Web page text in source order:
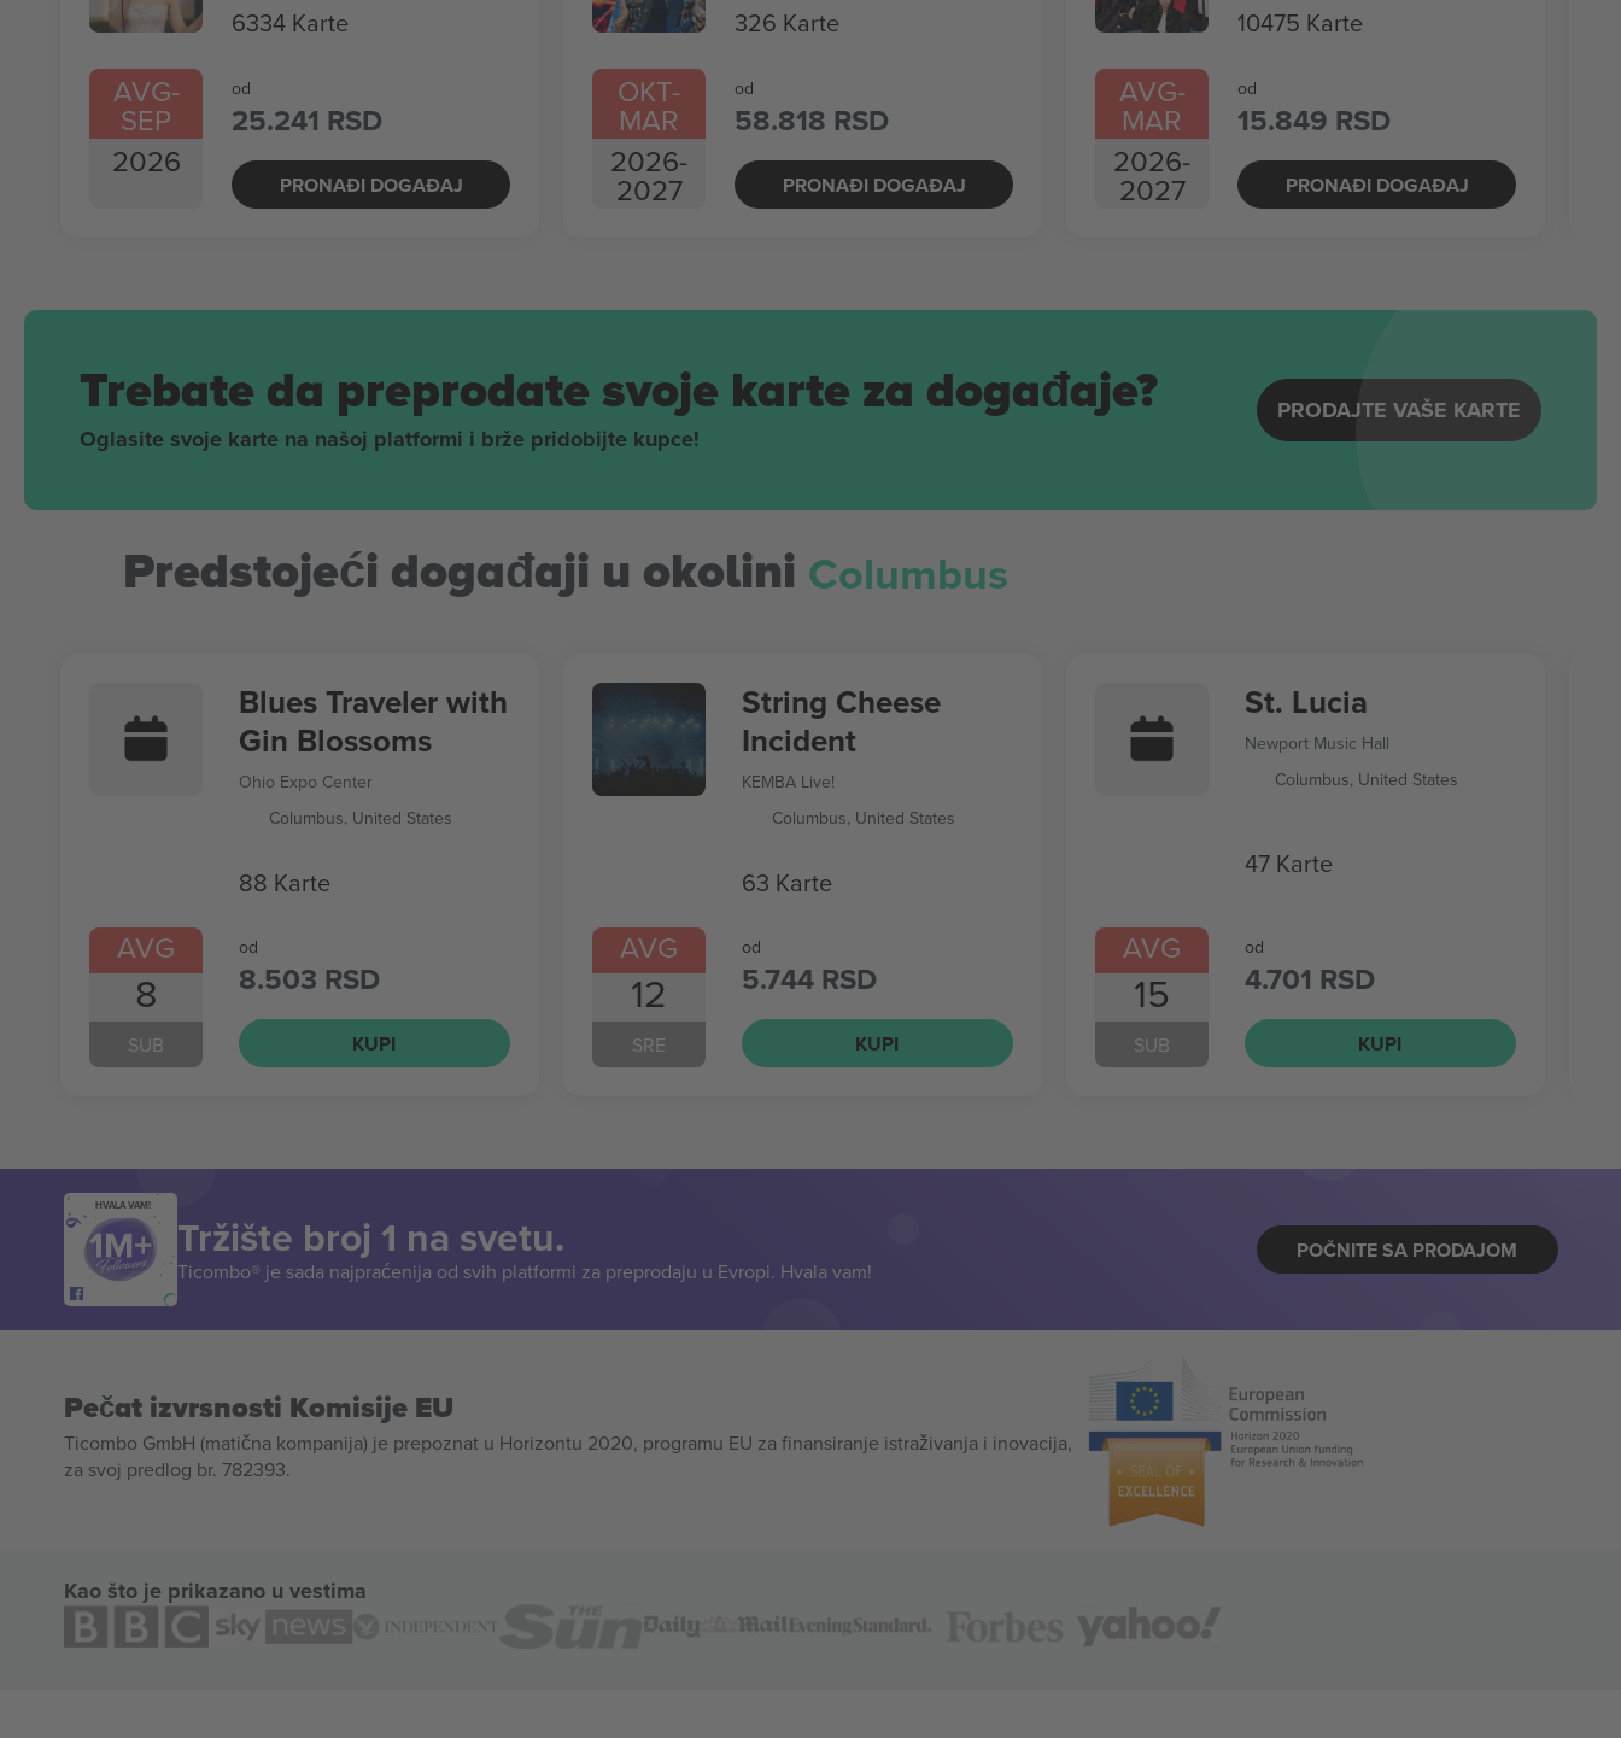
AVG-
SEP
2026
6334 Karte
od
25.241 RSD
PRONAĐI DOGAĐAJ
OKT-
MAR
2026-
2027
326 Karte
od
58.818 RSD
PRONAĐI DOGAĐAJ
AVG-
MAR
2026-
2027
10475 Karte
od
15.849 RSD
PRONAĐI DOGAĐAJ
Trebate da preprodate svoje karte za događaje?
Oglasite svoje karte na našoj platformi i brže pridobijte kupce!
PRODAJTE VAŠE KARTE
Predstojeći događaji u okolini Columbus
AVG
8
SUB
Blues Traveler with
Gin Blossoms
Ohio Expo Center
Columbus, United States
88 Karte
od
8.503 RSD
KUPI
AVG
12
SRE
String Cheese
Incident
KEMBA Live!
Columbus, United States
63 Karte
od
5.744 RSD
KUPI
AVG
15
SUB
St. Lucia
Newport Music Hall
Columbus, United States
47 Karte
od
4.701 RSD
KUPI
HVALA VAM!
Tržište broj 1 na svetu.
Ticombo® je sada najpraćenija od svih platformi za preprodaju u Evropi. Hvala vam!
POČNITE SA PRODAJOM
Pečat izvrsnosti Komisije EU
Ticombo GmbH (matična kompanija) je prepoznat u Horizontu 2020, programu EU za finansiranje istraživanja i inovacija,
za svoj predlog br. 782393.
Kao što je prikazano u vestima